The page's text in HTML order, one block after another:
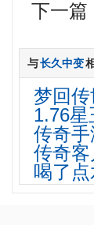
下一篇
与长久中变
梦回
1.76
传奇
传奇
喝了